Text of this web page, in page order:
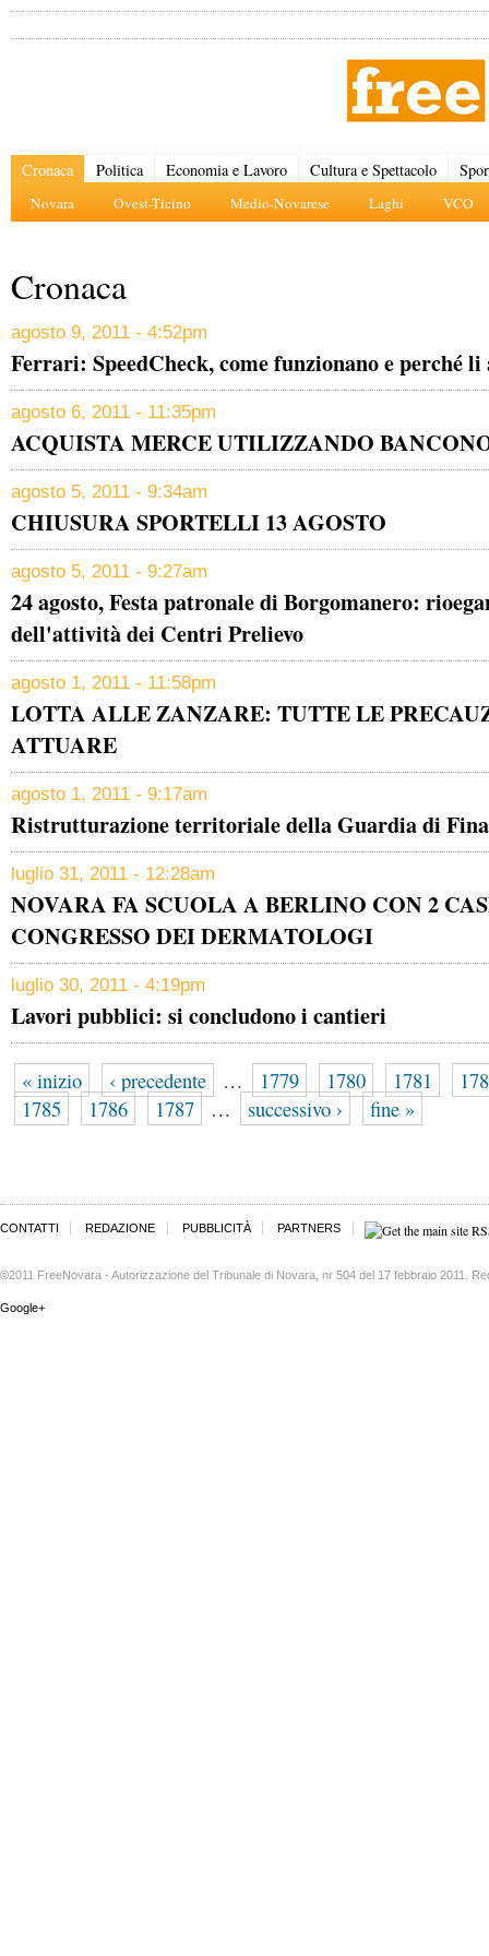
Cronaca
Novara Ovest-Ticino Medio-Novarese Laghi VCO
Politica Economia e Lavoro Cultura e Spettacolo
Cronaca
agosto 9, 2011 - 4:52pm
Ferrari: SpeedCheck, come funzionano e perché
agosto 6, 2011 - 11:35pm
ACQUISTA MERCE UTILIZZANDO
agosto 5, 2011 - 9:34am
CHIUSURA SPORTELLI 13 AGOSTO
agosto 5, 2011 - 9:27am
24 agosto, Festa patronale di Borgomanero:
dell'attività dei Centri Prelievo
agosto 1, 2011 - 11:58pm
LOTTA ALLE ZANZARE: TUTTE LE
ATTUARE
agosto 1, 2011 - 9:17am
Ristrutturazione territoriale della Guardia di
luglio 31, 2011 - 12:28am
NOVARA FA SCUOLA A BERLINO CON 2
CONGRESSO DEI DERMATOLOGI
luglio 30, 2011 - 4:19pm
Lavori pubblici: si concludono i cantieri
« inizio ‹ precedente … 1779 1780 1781
1785
1786 1787 … successivo › fine »
CONTATTI REDAZIONE PUBBLICITÀ PARTNERS
©2011 FreeNovara - Autorizzazione del Tribunale di Novara, nr 504 del 17 febbraio 2011.
Google+